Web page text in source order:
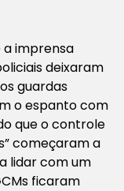
a imprensa
deixaram
guardas
o espanto com
que o controle
começaram a
lidar com um
ficaram